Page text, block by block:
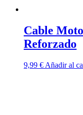
Cable
Reforzado
9,99 € Añadir al